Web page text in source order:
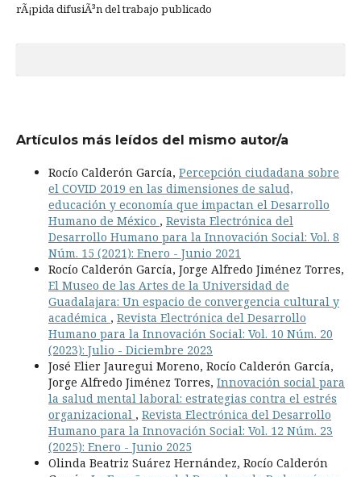
rÃ¡pida difusiÃ³n del trabajo publicado
Artículos más leídos del mismo autor/a
Rocío Calderón García, Percepción ciudadana sobre
el COVID 2019 en las dimensiones de salud,
educación y economía que impactan el Desarrollo
Humano de México , Revista Electrónica del
Desarrollo Humano para la Innovación Social: Vol. 8
Núm. 15 (2021): Enero - Junio 2021
Rocío Calderón García, Jorge Alfredo Jiménez Torres,
El Museo de las Artes de la Universidad de
Guadalajara: Un espacio de convergencia cultural y
académica , Revista Electrónica del Desarrollo
Humano para la Innovación Social: Vol. 10 Núm. 20
(2023): Julio - Diciembre 2023
José Elier Jauregui Moreno, Rocío Calderón García,
Jorge Alfredo Jiménez Torres, Innovación social para
la salud mental laboral: estrategias contra el estrés
organizacional , Revista Electrónica del Desarrollo
Humano para la Innovación Social: Vol. 12 Núm. 23
(2025): Enero - Junio 2025
Olinda Beatriz Suárez Hernández, Rocío Calderón